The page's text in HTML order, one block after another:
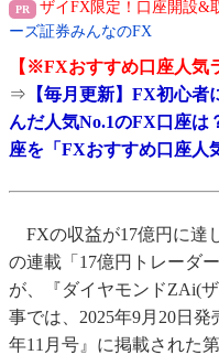
ザイFX限定！口座開設&
ーズ証券みんなのFX
【※FXおすすめ口座人気
⇒ 【毎月更新】FX初心
んだ人気No.1のFX口座は
座を「FXおすすめ口座人
FXの収益が17億円に達
の連載「17億円トレーダ
が、『ダイヤモンドZAi(
事では、2025年9月20日
年11月号』に掲載された